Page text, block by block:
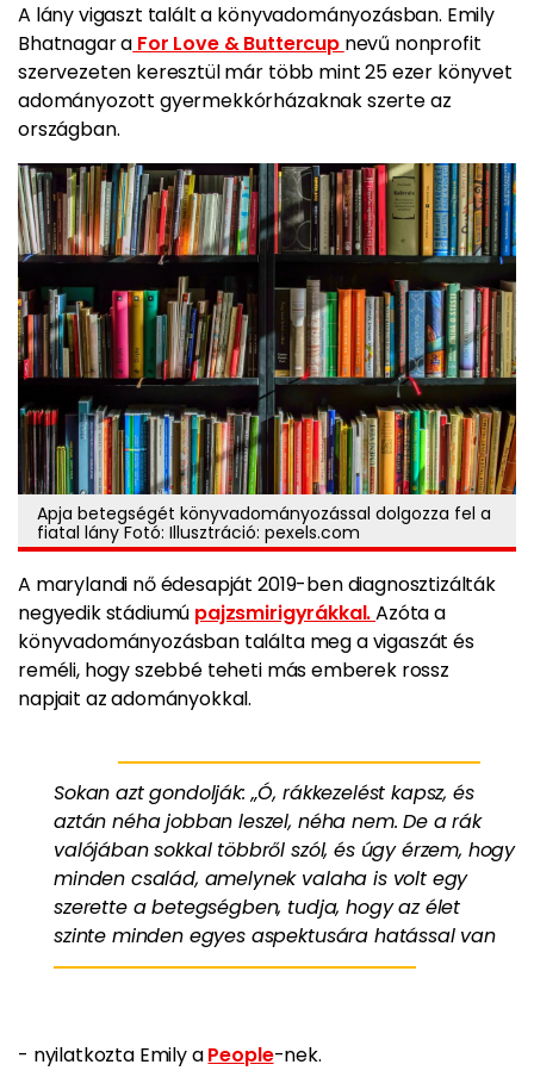
A lány vigaszt talált a könyvadományozásban. Emily
Bhatnagar a For Love & Buttercup nevű nonprofit
szervezeten keresztül már több mint 25 ezer könyvet
adományozott gyermekkórházaknak szerte az
országban.
Apja betegségét könyvadományozással dolgozza fel a
fiatal lány Fotó: Illusztráció: pexels.com
A marylandi nő édesapját 2019-ben diagnosztizálták
negyedik stádiumú pajzsmirigyrákkal.Azóta a
könyvadományozásban találta meg a vigaszát és
reméli, hogy szebbé teheti más emberek rossz
napjait az adományokkal.
Sokan azt gondolják: „Ó, rákkezelést kapsz, és
aztán néha jobban leszel, néha nem. De a rák
valójában sokkal többről szól, és úgy érzem, hogy
minden család, amelynek valaha is volt egy
szerette a betegségben, tudja, hogy az élet
szinte minden egyes aspektusára hatással van
- nyilatkozta Emily aPeople-nek.